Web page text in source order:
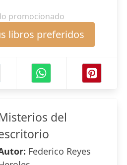
promocionado
libros preferidos
del
Federico Reyes